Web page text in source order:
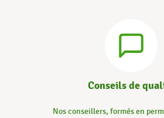
Conseils de
Nos conseillers, formés en